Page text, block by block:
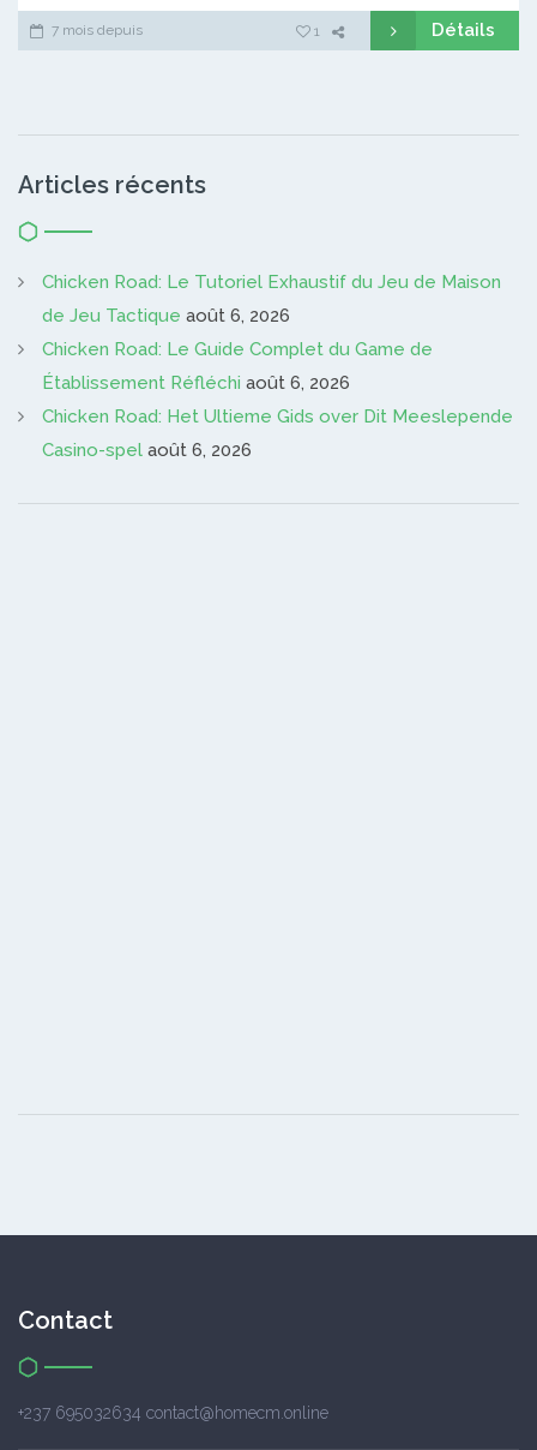
7 mois depuis 1 Détails
Articles récents
Chicken Road: Le Tutoriel Exhaustif du Jeu de Maison
de Jeu Tactique août 6, 2026
Chicken Road: Le Guide Complet du Game de
Établissement Réfléchi août 6, 2026
Chicken Road: Het Ultieme Gids over Dit Meeslepende
Casino-spel août 6, 2026
Contact
+237 695032634 contact@homecm.online